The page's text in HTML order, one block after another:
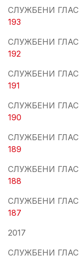
СЛУЖБЕНИ
193
СЛУЖБЕНИ
192
СЛУЖБЕНИ
191
СЛУЖБЕНИ
190
СЛУЖБЕНИ
189
СЛУЖБЕНИ
188
СЛУЖБЕНИ
187
2017
СЛУЖБЕНИ